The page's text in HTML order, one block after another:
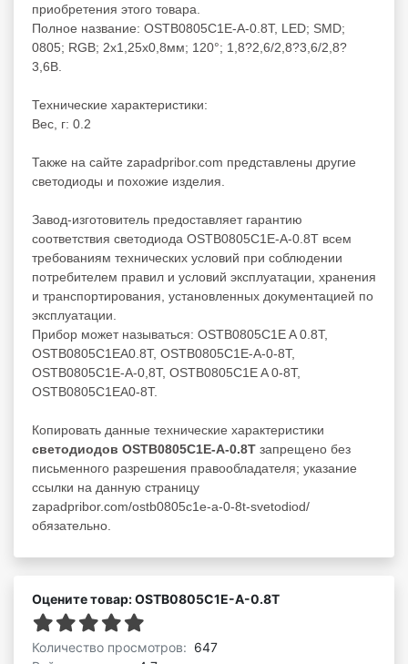
приобретения этого товара.
Полное название: OSTB0805C1E-A-0.8T, LED; SMD;
0805; RGB; 2x1,25x0,8мм; 120°; 1,8?2,6/2,8?3,6/2,8?
3,6В.
Технические характеристики:
Вес, г: 0.2
Также на сайте zapadpribor.com представлены другие
светодиоды и похожие изделия.
Завод-изготовитель предоставляет гарантию
соответствия светодиода OSTB0805C1E-A-0.8T всем
требованиям технических условий при соблюдении
потребителем правил и условий эксплуатации, хранения
и транспортирования, установленных документацией по
эксплуатации.
Прибор может называться: OSTB0805C1E A 0.8T,
OSTB0805C1EA0.8T, OSTB0805C1E-A-0-8T,
OSTB0805C1E-A-0,8T, OSTB0805C1E A 0-8T,
OSTB0805C1EA0-8T.
Копировать данные технические характеристики
светодиодов OSTB0805C1E-A-0.8T запрещено без
письменного разрешения правообладателя; указание
ссылки на данную страницу
zapadpribor.com/ostb0805c1e-a-0-8t-svetodiod/
обязательно.
Оцените товар: OSTB0805C1E-A-0.8T
Количество просмотров: 647